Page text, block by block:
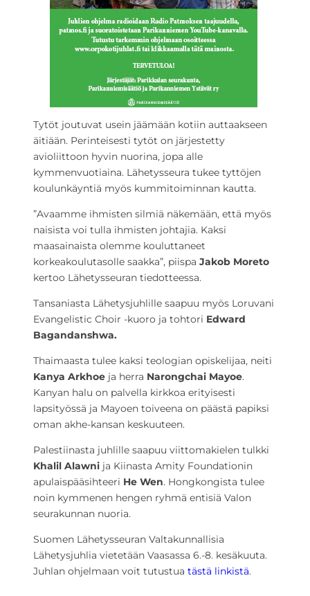
Tytöt joutuvat usein jäämään kotiin auttaakseen
äitiään. Perinteisesti tytöt on järjestetty
avioliittoon hyvin nuorina, jopa alle
kymmenvuotiaina. Lähetysseura tukee tyttöjen
koulunkäyntiä myös kummitoiminnan kautta.
”Avaamme ihmisten silmiä näkemään, että myös
naisista voi tulla ihmisten johtajia. Kaksi
maasainaista olemme kouluttaneet
korkeakoulutasolle saakka”, piispa Jakob Moreto
kertoo Lähetysseuran tiedotteessa.
Tansaniasta Lähetysjuhlille saapuu myös Loruvani
Evangelistic Choir -kuoro ja tohtori Edward
Bagandanshwa.
Thaimaasta tulee kaksi teologian opiskelijaa, neiti
Kanya Arkhoe ja herra Narongchai Mayoe.
Kanyan halu on palvella kirkkoa erityisesti
lapsityössä ja Mayoen toiveena on päästä papiksi
oman akhe-kansan keskuuteen.
Palestiinasta juhlille saapuu viittomakielen tulkki
Khalil Alawni ja Kiinasta Amity Foundationin
apulaispääsihteeri He Wen. Hongkongista tulee
noin kymmenen hengen ryhmä entisiä Valon
seurakunnan nuoria.
Suomen Lähetysseuran Valtakunnallisia
Lähetysjuhlia vietetään Vaasassa 6.-8. kesäkuuta.
Juhlan ohjelmaan voit tutustua tästä linkistä.